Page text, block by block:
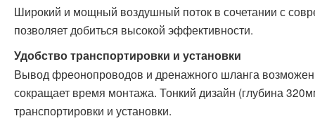
Широкий и мощный воздушный поток в сочетании с
позволяет добиться высокой эффективности.
Удобство транспортировки и установки
Вывод фреонопроводов и дренажного шланга возможен
сокращает время монтажа. Тонкий дизайн (глубина
транспортировки и установки.